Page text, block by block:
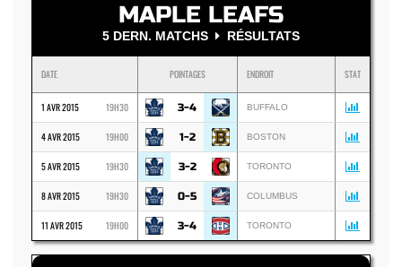
MAPLE LEAFS
5 DERN. MATCHS RÉSULTATS
DATE POINTAGES ENDROIT STAT
1 AVR 2015 19H30 3-4 BUFFALO
4 AVR 2015 19H00 1-2 BOSTON
5 AVR 2015 19H30 3-2 TORONTO
8 AVR 2015 19H30 0-5 COLUMBUS
11 AVR 2015 19H00 3-4 TORONTO